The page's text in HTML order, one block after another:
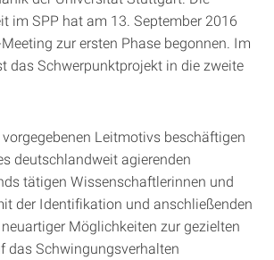
im SPP hat am 13. September 2016
zur ersten Phase begonnen. Im
das Schwerpunktprojekt in die zweite
Leitmotivs beschäftigen
deutschlandweit agierenden
tätigen Wissenschaftlerinnen und
der Identifikation und anschließenden
Möglichkeiten zur gezielten
das Schwingungsverhalten